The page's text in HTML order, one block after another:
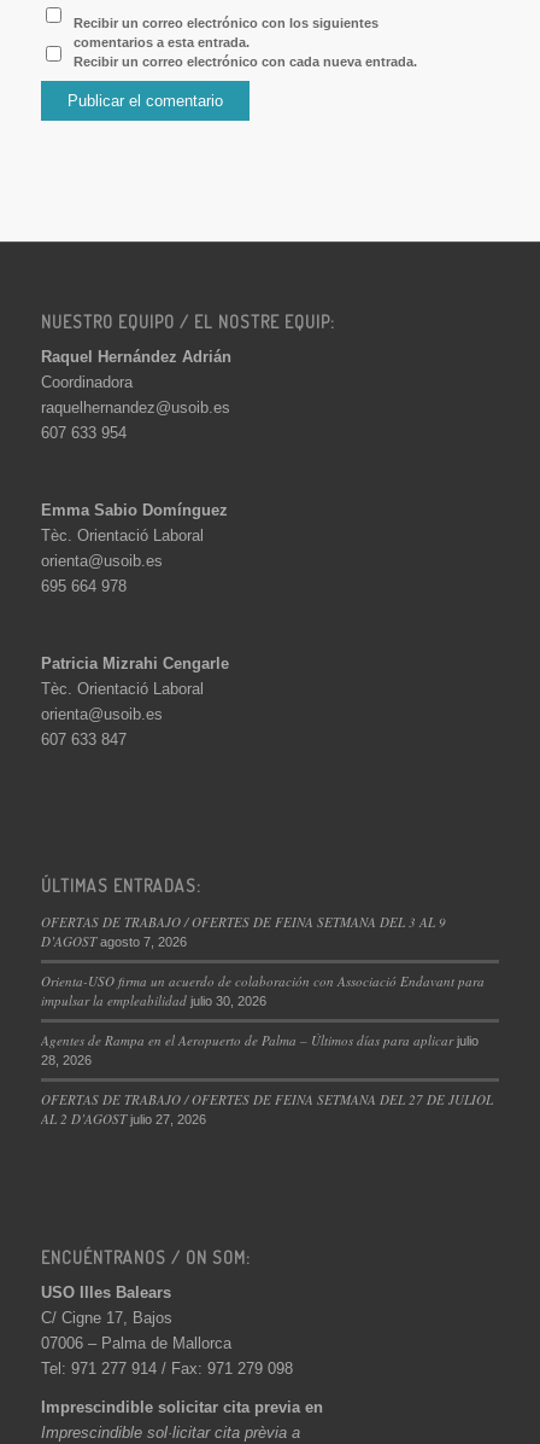
Recibir un correo electrónico con los siguientes
comentarios a esta entrada.
Recibir un correo electrónico con cada nueva entrada.
NUESTRO EQUIPO / EL NOSTRE EQUIP:
Raquel Hernández Adrián
Coordinadora
raquelhernandez@usoib.es
607 633 954
Emma Sabio Domínguez
Tèc. Orientació Laboral
orienta@usoib.es
695 664 978
Patricia Mizrahi Cengarle
Tèc. Orientació Laboral
orienta@usoib.es
607 633 847
ÚLTIMAS ENTRADAS:
OFERTAS DE TRABAJO / OFERTES DE FEINA SETMANA DEL 3 AL 9
D’AGOST agosto 7, 2026
Orienta-USO firma un acuerdo de colaboración con Associació Endavant para
impulsar la empleabilidad julio 30, 2026
Agentes de Rampa en el Aeropuerto de Palma – Últimos días para aplicar julio
28, 2026
OFERTAS DE TRABAJO / OFERTES DE FEINA SETMANA DEL 27 DE JULIOL
AL 2 D’AGOST julio 27, 2026
ENCUÉNTRANOS / ON SOM:
USO Illes Balears
C/ Cigne 17, Bajos
07006 – Palma de Mallorca
Tel: 971 277 914 / Fax: 971 279 098
Imprescindible solicitar cita previa en
Imprescindible sol·licitar cita prèvia a